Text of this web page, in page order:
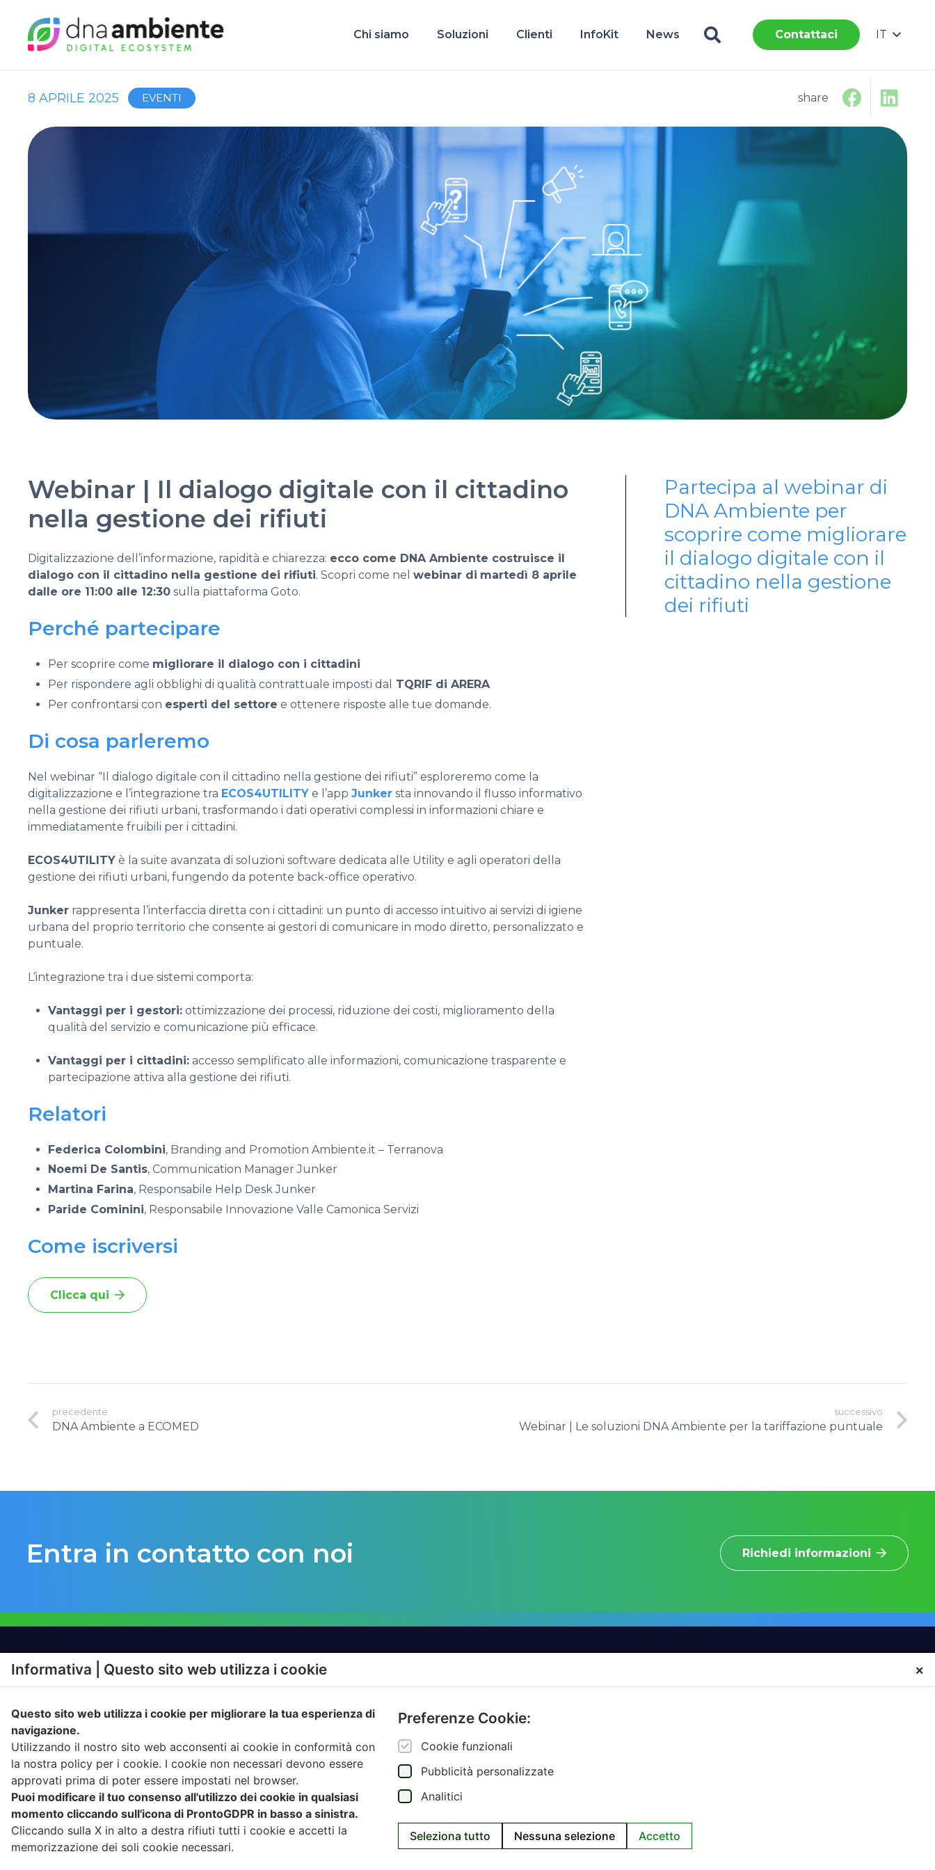
Chi siamo Soluzioni Clienti InfoKit News Contattaci IT
8 APRILE 2025 EVENTI share
Webinar | Il dialogo digitale con il cittadino
nella gestione dei rifiuti
Digitalizzazione dell’informazione, rapidità e chiarezza: ecco come DNA Ambiente costruisce il
dialogo con il cittadino nella gestione dei rifiuti. Scopri come nel webinar di martedì 8 aprile
dalle ore 11:00 alle 12:30 sulla piattaforma Goto.
Perché partecipare
Per scoprire come migliorare il dialogo con i cittadini
Per rispondere agli obblighi di qualità contrattuale imposti dal
TQRIF di ARERA
Per confrontarsi con esperti del settore e ottenere risposte alle tue domande.
Di cosa parleremo
Nel webinar “Il dialogo digitale con il cittadino nella gestione dei rifiuti” esploreremo come la
digitalizzazione e l’integrazione tra ECOS4UTILITY e l’app Junker sta innovando il flusso informativo
nella gestione dei rifiuti urbani, trasformando i dati operativi complessi in informazioni chiare e
immediatamente fruibili per i cittadini.
ECOS4UTILITY è la suite avanzata di soluzioni software dedicata alle Utility e agli operatori della
gestione dei rifiuti urbani, fungendo da potente back-office operativo.
Junker rappresenta l’interfaccia diretta con i cittadini: un punto di accesso intuitivo ai servizi di igiene
urbana del proprio territorio che consente ai gestori di comunicare in modo diretto, personalizzato e
puntuale.
L’integrazione tra i due sistemi comporta:
Vantaggi per i gestori:ottimizzazione dei processi, riduzione dei costi, miglioramento della
qualità del servizio e comunicazione più efficace.
Vantaggi per i cittadini:accesso semplificato alle informazioni, comunicazione trasparente e
partecipazione attiva alla gestione dei rifiuti.
Relatori
Federica Colombini, Branding and Promotion Ambiente.it – Terranova
Noemi De Santis, Communication Manager Junker
Martina Farina, Responsabile Help Desk Junker
Paride Cominini, Responsabile Innovazione Valle Camonica Servizi
Come iscriversi
Clicca qui
Partecipa al webinar di
DNA Ambiente per
scoprire come migliorare
il dialogo digitale con il
cittadino nella gestione
dei rifiuti
precedente
DNA Ambiente a ECOMED
successivo
Webinar | Le soluzioni DNA Ambiente per la tariffazione puntuale
Entra in contatto con noi Richiedi informazioni
SOLUZIONI
RAPPORTO CON
CONFERIMENTO
RACCOLTA
PRODOTTI
IGIENE AMBIENTALE
COMPLIANCE AUTORITÀ
AMBIENTE.IT
HPA
JUNKER APP
Informativa | Questo sito web utilizza i cookie ×
Questo sito web utilizza i cookie per migliorare la tua esperienza di
navigazione.
Utilizzando il nostro sito web acconsenti ai cookie in conformità con
la nostra policy per i cookie. I cookie non necessari devono essere
approvati prima di poter essere impostati nel browser.
Puoi modificare il tuo consenso all'utilizzo dei cookie in qualsiasi
momento cliccando sull'icona di ProntoGDPR in basso a sinistra.
Cliccando sulla X in alto a destra rifiuti tutti i cookie e accetti la
memorizzazione dei soli cookie necessari.
Preferenze Cookie:
Cookie funzionali
Pubblicità personalizzate
Analitici
Seleziona tutto Nessuna selezione Accetto